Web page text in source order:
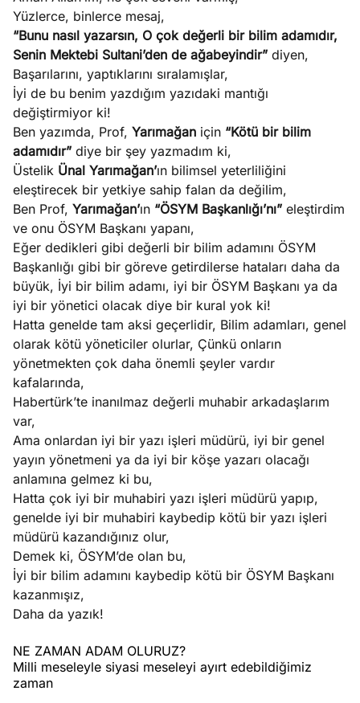
Yüzlerce, binlerce mesaj,
“Bunu nasıl yazarsın, O çok değerli bir bilim adamıdır,
Senin Mektebi Sultani’den de ağabeyindir” diyen,
Başarılarını, yaptıklarını sıralamışlar,
İyi de bu benim yazdığım yazıdaki mantığı
değiştirmiyor ki!
Ben yazımda, Prof, Yarımağan için “Kötü bir bilim
adamıdır” diye bir şey yazmadım ki,
Üstelik Ünal Yarımağan’ın bilimsel yeterliliğini
eleştirecek bir yetkiye sahip falan da değilim,
Ben Prof, Yarımağan’ın “ÖSYM Başkanlığı’nı” eleştirdim
ve onu ÖSYM Başkanı yapanı,
Eğer dedikleri gibi değerli bir bilim adamını ÖSYM
Başkanlığı gibi bir göreve getirdilerse hataları daha da
büyük, İyi bir bilim adamı, iyi bir ÖSYM Başkanı ya da
iyi bir yönetici olacak diye bir kural yok ki!
Hatta genelde tam aksi geçerlidir, Bilim adamları, genel
olarak kötü yöneticiler olurlar, Çünkü onların
yönetmekten çok daha önemli şeyler vardır
kafalarında,
Habertürk’te inanılmaz değerli muhabir arkadaşlarım
var,
Ama onlardan iyi bir yazı işleri müdürü, iyi bir genel
yayın yönetmeni ya da iyi bir köşe yazarı olacağı
anlamına gelmez ki bu,
Hatta çok iyi bir muhabiri yazı işleri müdürü yapıp,
genelde iyi bir muhabiri kaybedip kötü bir yazı işleri
müdürü kazandığınız olur,
Demek ki, ÖSYM’de olan bu,
İyi bir bilim adamını kaybedip kötü bir ÖSYM Başkanı
kazanmışız,
Daha da yazık!
NE ZAMAN ADAM OLURUZ?
Milli meseleyle siyasi meseleyi ayırt edebildiğimiz
zaman